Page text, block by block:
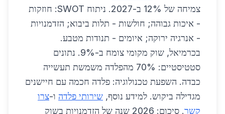
צמיחה של 12% ב-2027. ניתוח SWOT: חוזקות
- איכות גבוהה; חולשות - תלות ביבוא; הזדמנויות
- אנרגיה ירוקה; איומים - תנודות מטבע.
בכרמיאל, שוק מקומי צומח ב-9%. נתונים
סטטיסטיים: 70% מהפלדה משמשת תעשייה
כבדה. השפעת טכנולוגיה: פלדה חכמה עם חיישנים
מגדילה ביקוש. למידע נוסף, שירותי פלדה ו-צרו
קשר
. סיכום: 2026 שנה של הזדמנויות בשוק